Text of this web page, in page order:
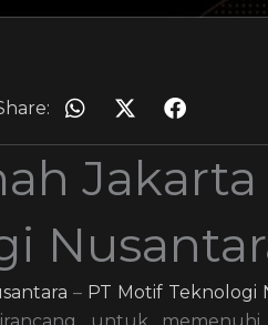
Jakarta
– PT Motif Teknologi